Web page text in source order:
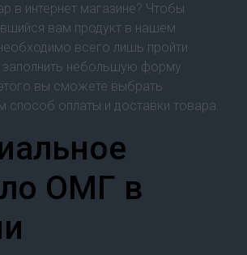
в интернет магазине? Чтобы
вам продукт в нашем
всего лишь пройти
заполнить небольшую форму
вы сможете выбрать
способ оплаты и доставки товара.
ОМГ в